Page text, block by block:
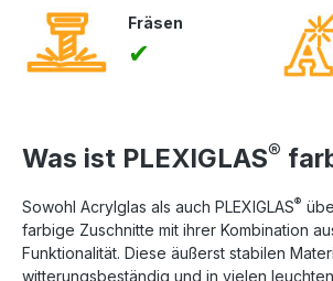
Fräsen
✔
Was ist PLEXIGLAS®
Sowohl Acrylglas als auch PLEXIGLAS®
farbige Zuschnitte mit ihrer Kombination
Funktionalität. Diese äußerst stabilen
witterungsbeständig und in vielen